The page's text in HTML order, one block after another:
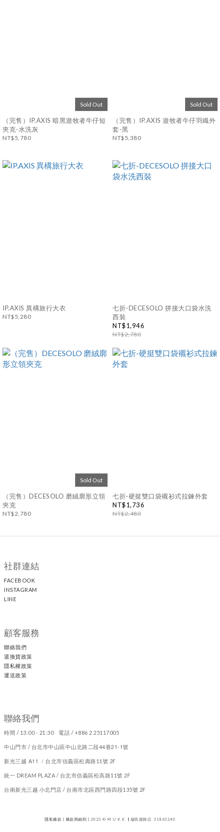
Sold Out
（完售）IP.AXIS 暗黑遊牧者牛仔短
夾克-水洗灰
NT$5,780
Sold Out
（完售）IP.AXIS 遊牧者牛仔羽織外
套-黑
NT$5,380
IP.AXIS 異構旅行大衣
NT$5,280
七折-DECESOLO 拼接大口袋水洗
西裝
NT$1,946
NT$2,780
Sold Out
（完售）DECESOLO 磨絨廓形立領
夾克
NT$2,780
七折-硬挺雙口袋襯衫式拉鍊外套
NT$1,736
NT$2,480
社群連結
FACEBOOK
INSTAGRAM
LINE
顧客服務
聯絡我們
退換貨政策
隱私權政策
運送政策
聯絡我們
時間 / 13:00 - 21:30 電話 / +886 2 25117005
中山門市 / 台北市中山區中山北路二段44巷21-1號
新光三越 A11 / 台北市信義區松壽路11號 2F
統一 DREAM PLAZA / 台北市信義區松高路11號 2F
台南新光三越 小北門店 / 台南市北區西門路四段135號 2F
隱私條款 | 條款與細則 | 2025 © M U K K | 穆凱服飾店 31863240